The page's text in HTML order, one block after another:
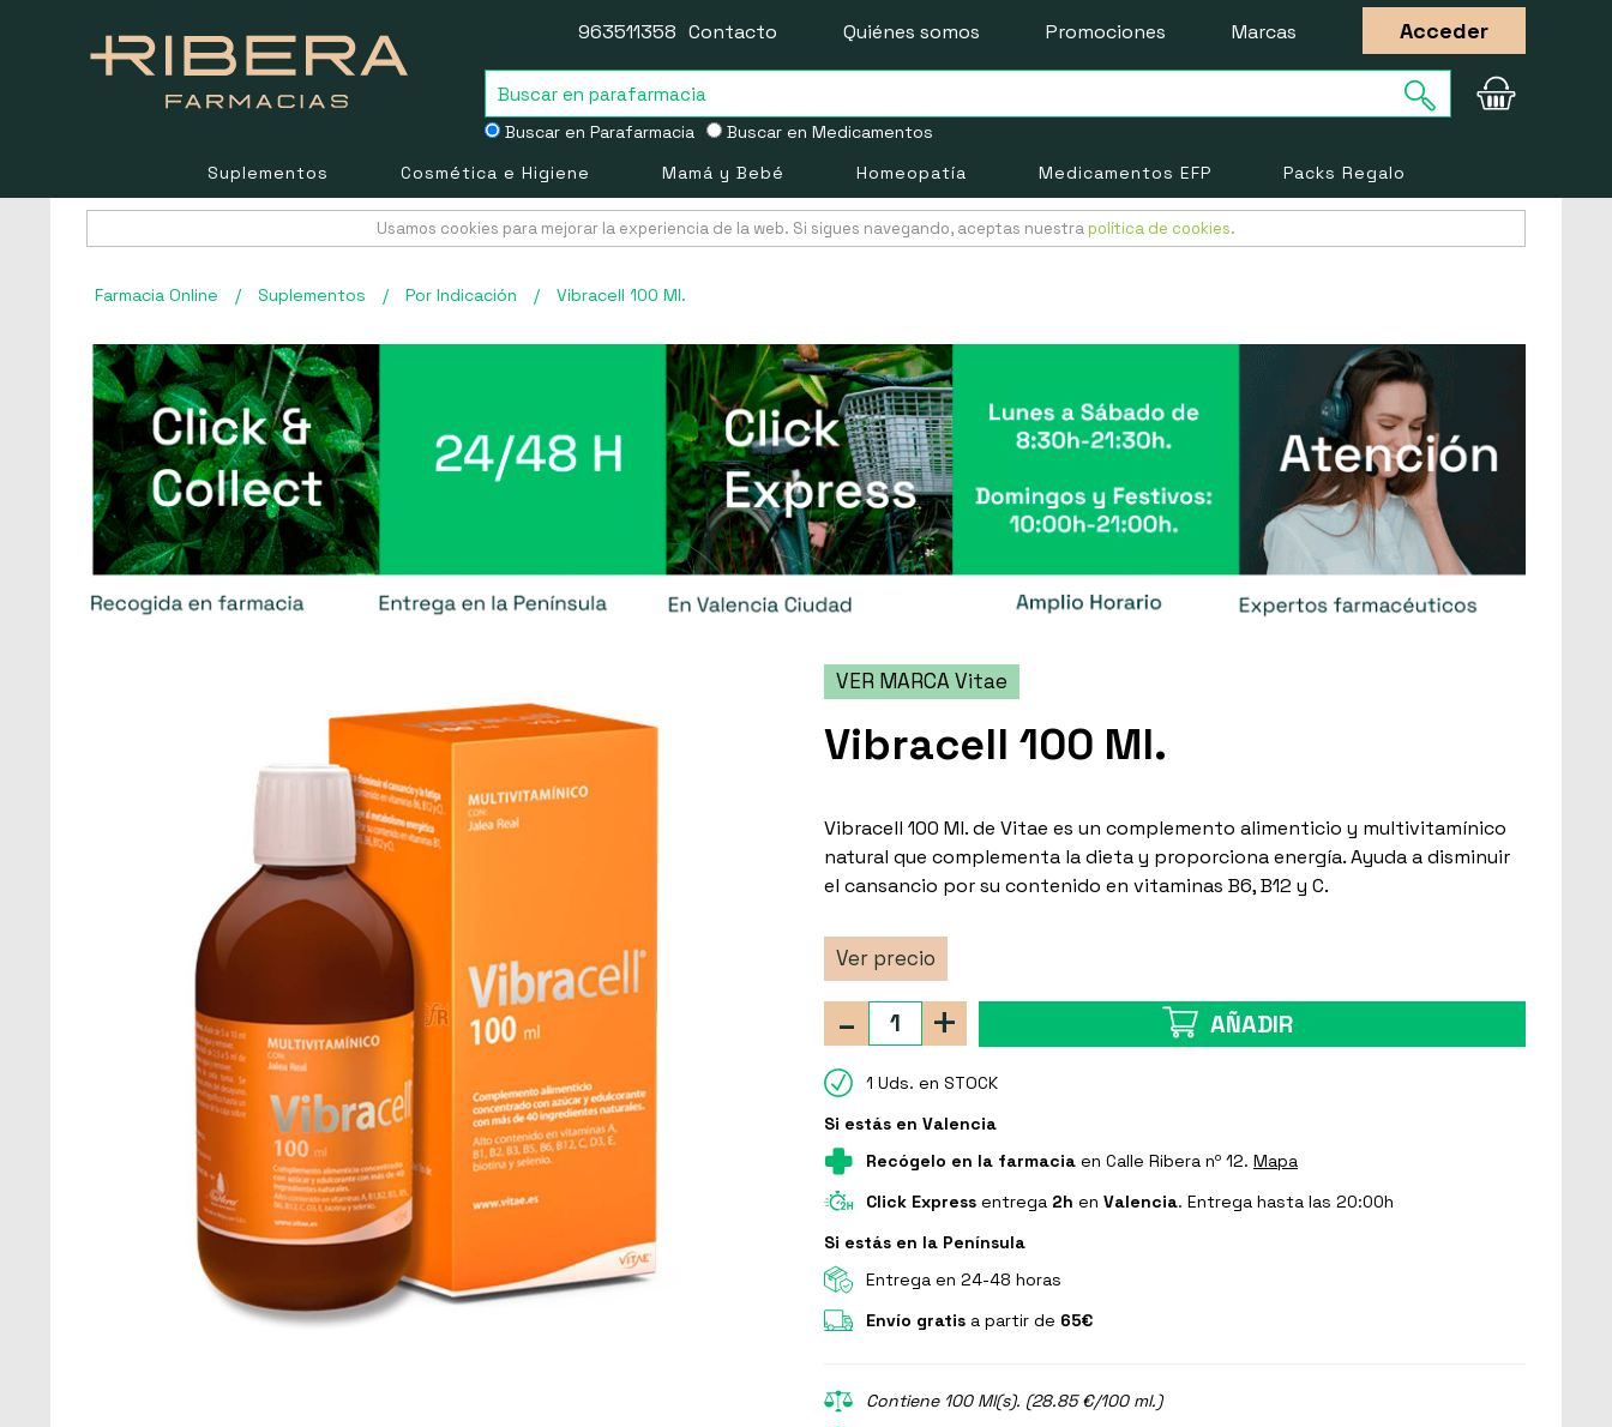
Buscar en Parafarmacia Buscar en Medicamentos
963511358 Contacto Quiénes somos Promociones Marcas Acceder
Suplementos Cosmética e Higiene Mamá y Bebé Homeopatía Medicamentos EFP Packs Regalo
Usamos cookies para mejorar la experiencia de la web. Si sigues navegando, aceptas nuestra política de cookies.
Farmacia Online / Suplementos / Por Indicación / Vibracell 100 Ml.
VER MARCA Vitae
Vibracell 100 Ml.
Vibracell 100 Ml. de Vitae es un complemento alimenticio y multivitamínico
natural que complementa la dieta y proporciona energía. Ayuda a disminuir
el cansancio por su contenido en vitaminas B6, B12 y C.
Ver precio
+
- AÑADIR
1 Uds. en STOCK
Si estás en Valencia
Recógelo en la farmacia en Calle Ribera nº 12. Mapa
Click Express entrega 2h en Valencia. Entrega hasta las 20:00h
Si estás en la Península
Entrega en 24-48 horas
Envío gratis a partir de 65€
Contiene 100 Ml(s). (28.85 €/100 ml.)